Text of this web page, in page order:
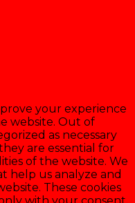
your experience
website. Out of
as necessary
are essential for
of the website. We
help us analyze and
These cookies